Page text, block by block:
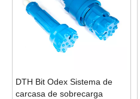
DTH Bit Odex Sistema de
carcasa de sobrecarga